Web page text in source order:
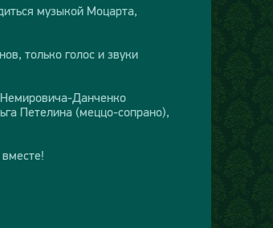
музыкой Моцарта,
только голос и звуки
Немировича-Данченко
Петелина (меццо-сопрано),